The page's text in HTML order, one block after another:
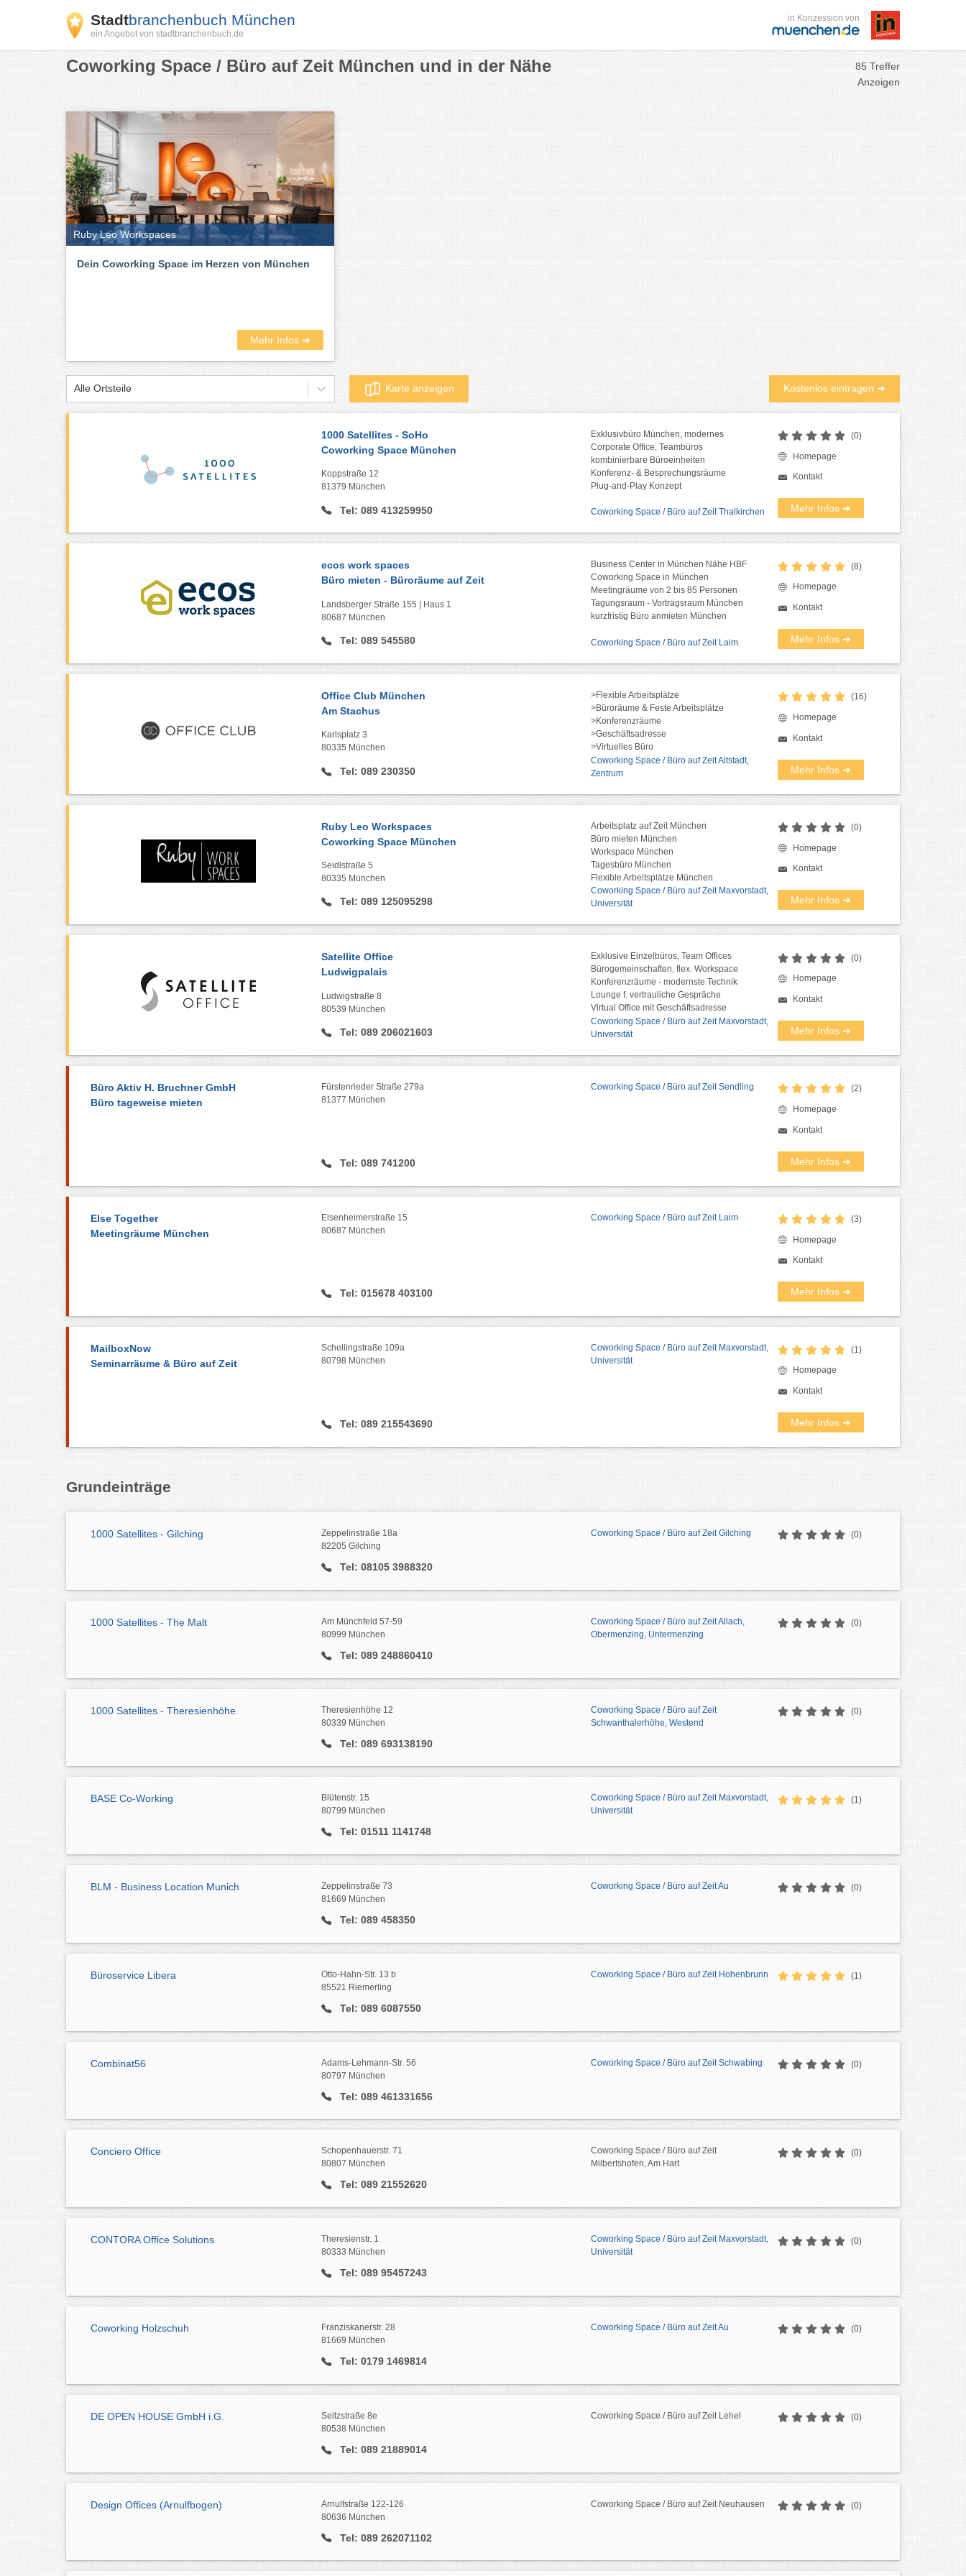
Stadtbranchenbuch München
ein Angebot von stadtbranchenbuch.de
in Konzession von
Coworking Space / Büro auf Zeit München und in der Nähe
85 Treffer
Anzeigen
Ruby Leo Workspaces
Dein Coworking Space im Herzen von München
Mehr Infos ➜
Alle Ortsteile Karte anzeigen Kostenlos eintragen ➜
1000 Satellites - SoHo
Coworking Space München
Koppstraße 12
81379 München
Tel: 089 413259950
Exklusivbüro München, modernes
Corporate Office, Teambüros
kombinierbare Büroeinheiten
Konferenz- & Besprechungsräume
Plug-and-Play Konzept
Coworking Space / Büro auf Zeit Thalkirchen
(0)
Homepage
Kontakt
Mehr Infos ➜
ecos work spaces
Büro mieten - Büroräume auf Zeit
Landsberger Straße 155 | Haus 1
80687 München
Tel: 089 545580
Business Center in München Nähe HBF
Coworking Space in München
Meetingräume von 2 bis 85 Personen
Tagungsraum - Vortragsraum München
kurzfristig Büro anmieten München
Coworking Space / Büro auf Zeit Laim
(8)
Homepage
Kontakt
Mehr Infos ➜
Office Club München
Am Stachus
Karlsplatz 3
80335 München
Tel: 089 230350
>Flexible Arbeitsplätze
>Büroräume & Feste Arbeitsplätze
>Konferenzräume
>Geschäftsadresse
>Virtuelles Büro
Coworking Space / Büro auf Zeit Altstadt,
Zentrum
(16)
Homepage
Kontakt
Mehr Infos ➜
Ruby Leo Workspaces
Coworking Space München
Seidlstraße 5
80335 München
Tel: 089 125095298
Arbeitsplatz auf Zeit München
Büro mieten München
Workspace München
Tagesbüro München
Flexible Arbeitsplätze München
Coworking Space / Büro auf Zeit Maxvorstadt,
Universität
(0)
Homepage
Kontakt
Mehr Infos ➜
Satellite Office
Ludwigpalais
Ludwigstraße 8
80539 München
Tel: 089 206021603
Exklusive Einzelbüros, Team Offices
Bürogemeinschaften, flex. Workspace
Konferenzräume - modernste Technik
Lounge f. vertrauliche Gespräche
Virtual Office mit Geschäftsadresse
Coworking Space / Büro auf Zeit Maxvorstadt,
Universität
(0)
Homepage
Kontakt
Mehr Infos ➜
Büro Aktiv H. Bruchner GmbH
Büro tageweise mieten
Fürstenrieder Straße 279a
81377 München
Tel: 089 741200
Coworking Space / Büro auf Zeit Sendling (2)
Homepage
Kontakt
Mehr Infos ➜
Else Together
Meetingräume München
Elsenheimerstraße 15
80687 München
Tel: 015678 403100
Coworking Space / Büro auf Zeit Laim (3)
Homepage
Kontakt
Mehr Infos ➜
MailboxNow
Seminarräume & Büro auf Zeit
Schellingstraße 109a
80798 München
Tel: 089 215543690
Coworking Space / Büro auf Zeit Maxvorstadt,
Universität
(1)
Homepage
Kontakt
Mehr Infos ➜
Grundeinträge
1000 Satellites - Gilching
Zeppelinstraße 18a
82205 Gilching
Tel: 08105 3988320
Coworking Space / Büro auf Zeit Gilching (0)
1000 Satellites - The Malt
Am Münchfeld 57-59
80999 München
Tel: 089 248860410
Coworking Space / Büro auf Zeit Allach,
Obermenzing, Untermenzing
(0)
1000 Satellites - Theresienhöhe
Theresienhöhe 12
80339 München
Tel: 089 693138190
Coworking Space / Büro auf Zeit
Schwanthalerhöhe, Westend
(0)
BASE Co-Working
Blütenstr. 15
80799 München
Tel: 01511 1141748
Coworking Space / Büro auf Zeit Maxvorstadt,
Universität
(1)
BLM - Business Location Munich
Zeppelinstraße 73
81669 München
Tel: 089 458350
Coworking Space / Büro auf Zeit Au (0)
Büroservice Libera
Otto-Hahn-Str. 13 b
85521 Riemerling
Tel: 089 6087550
Coworking Space / Büro auf Zeit Hohenbrunn (1)
Combinat56
Adams-Lehmann-Str. 56
80797 München
Tel: 089 461331656
Coworking Space / Büro auf Zeit Schwabing (0)
Conciero Office
Schopenhauerstr. 71
80807 München
Tel: 089 21552620
Coworking Space / Büro auf Zeit
Milbertshofen, Am Hart
(0)
CONTORA Office Solutions
Theresienstr. 1
80333 München
Tel: 089 95457243
Coworking Space / Büro auf Zeit Maxvorstadt,
Universität
(0)
Coworking Holzschuh
Franziskanerstr. 28
81669 München
Tel: 0179 1469814
Coworking Space / Büro auf Zeit Au (0)
DE OPEN HOUSE GmbH i.G.
Seitzstraße 8e
80538 München
Tel: 089 21889014
Coworking Space / Büro auf Zeit Lehel (0)
Design Offices (Arnulfbogen)
Arnulfstraße 122-126
80636 München
Tel: 089 262071102
Coworking Space / Büro auf Zeit Neuhausen (0)